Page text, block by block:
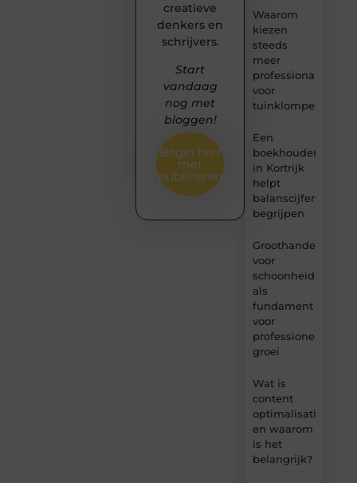
Waarom
kiezen
steeds
meer
professionals
voor
tuinklompen?
Een
boekhouder
in Kortrijk
helpt
balanscijfers
begrijpen
Groothandel
voor
als
fundament
voor
professionele
groei
Wat is
content
optimalisatie
en waarom
is het
belangrijk?
creatieve
denkers en
schrijvers.
Start
vandaag
nog met
bloggen!
Begin hier
met
publiceren